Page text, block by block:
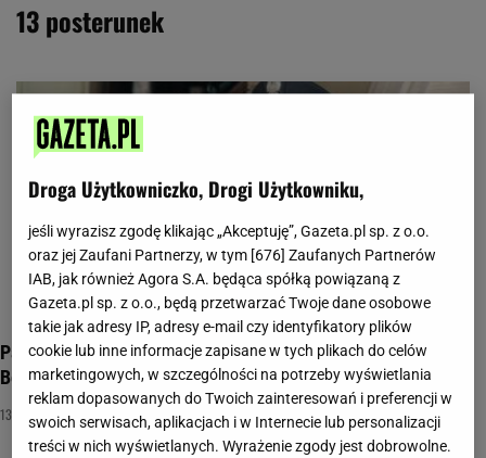
13 posterunek
Pamiętasz "13 posterunek"? Przekonajmy się, jak dokładnie.
Będzie 10/10?
13 POSTERUNEK NAJNOWSZE QUIZY DZISIAJ DODANE POLSKIE SERIALE
Droga Użytkowniczko, Drogi Użytkowniku,
jeśli wyrazisz zgodę klikając „Akceptuję”, Gazeta.pl sp. z o.o.
oraz jej Zaufani Partnerzy, w tym [676] Zaufanych Partnerów
IAB, jak również Agora S.A. będąca spółką powiązaną z
Gazeta.pl sp. z o.o., będą przetwarzać Twoje dane osobowe
takie jak adresy IP, adresy e-mail czy identyfikatory plików
cookie lub inne informacje zapisane w tych plikach do celów
marketingowych, w szczególności na potrzeby wyświetlania
reklam dopasowanych do Twoich zainteresowań i preferencji w
swoich serwisach, aplikacjach i w Internecie lub personalizacji
treści w nich wyświetlanych. Wyrażenie zgody jest dobrowolne.